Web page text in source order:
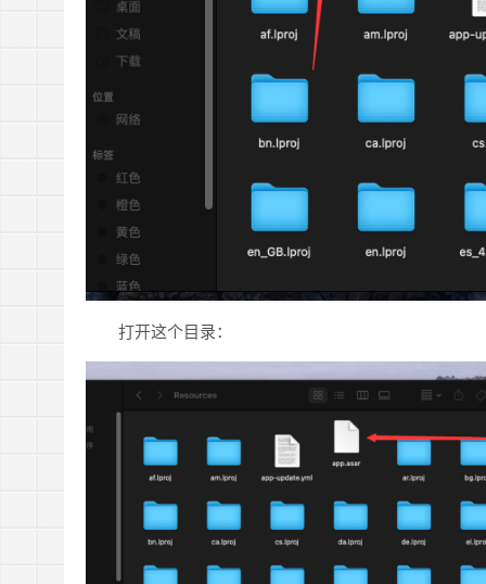
打开这个目录：